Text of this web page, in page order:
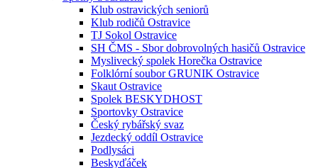
Klub ostravických seniorů
Klub rodičů Ostravice
TJ Sokol Ostravice
SH ČMS - Sbor dobrovolných hasičů Ostravice
Myslivecký spolek Horečka Ostravice
Folklórní soubor GRUNIK Ostravice
Skaut Ostravice
Spolek BESKYDHOST
Sportovky Ostravice
Český rybářský svaz
Jezdecký oddíl Ostravice
Podlysáci
Beskyďáček